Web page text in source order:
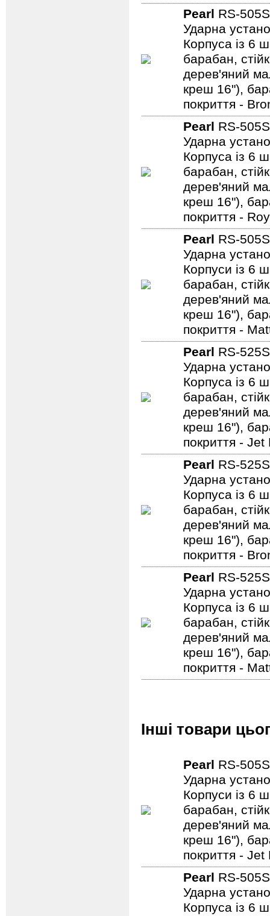
Pearl RS-
Ударна
Корпуса із 6
барабан,
дерев'яний
креш 16"),
покриття -
Pearl RS-
Ударна
Корпуса із 6
барабан,
дерев'яний
креш 16"),
покриття -
Pearl RS-
Ударна
Корпуси із 6
барабан,
дерев'яний
креш 16"),
покриття -
Pearl RS-
Ударна
Корпуса із 6
барабан,
дерев'яний
креш 16"),
покриття - Jet
Pearl RS-
Ударна
Корпуса із 6
барабан,
дерев'яний
креш 16"),
покриття -
Pearl RS-
Ударна
Корпуса із 6
барабан,
дерев'яний
креш 16"),
покриття -
Інші товари
Pearl RS-
Ударна
Корпуси із 6
барабан,
дерев'яний
креш 16"),
покриття - Jet
Pearl RS-
Ударна
Корпуса із 6